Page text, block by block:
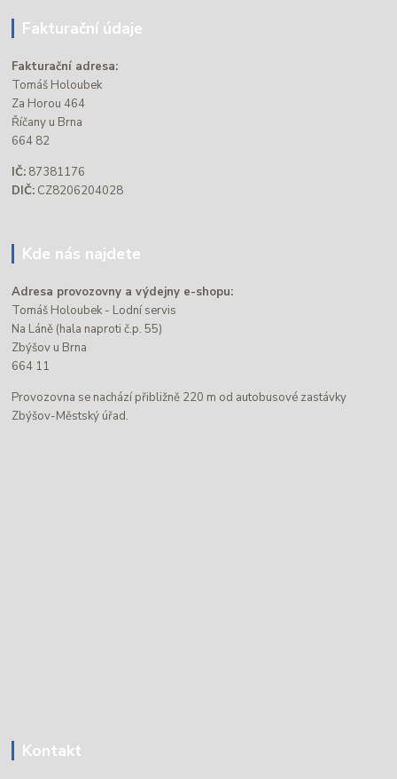
Fakturační údaje
Fakturační adresa:
Tomáš Holoubek
Za Horou 464
Říčany u Brna
664 82
IČ: 87381176
DIČ: CZ8206204028
Kde nás najdete
Adresa provozovny a výdejny e-shopu:
Tomáš Holoubek - Lodní servis
Na Láně (hala naproti č.p. 55)
Zbýšov u Brna
664 11
Provozovna se nachází přibližně 220 m od autobusové zastávky
Zbýšov-Městský úřad.
Kontakt